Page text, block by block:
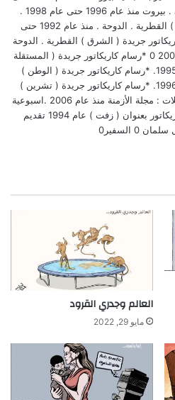
عام1997. *جريدة الكفاح العربي . بيروت منذ عام 1996 حتى عام 1998 .
*رسام كاريكاتور جريدة ( العرب ) القطرية . الدوحة . منذ عام 1992 حتى
1996 . *رسام كاريكاتور جريدة ( الشرق ) القطرية . الدوحة
. منذ عام 2000 حتى شهر11 عام2001 0 *رسام كاريكاتور جريدة ( المستقلة
) " أسبوعية " في لندن منذ عام1995. *رسام كاريكاتور جريدة ( الوطن )
مسقط . سلطنة عمان منذ عام 1996. *رسام كاريكاتور جريدة ( تشرين )
السورية منذ عام 2002. أهم المجلات : مجلة الأزمنة منذ عام 2006 .اسبوعية
في دمشق ** صدر لي كتاب كاريكاتور بعنوان ( زفت ) عام 1994 تقديم
0 السفير0
العالم وجدري القرود
مايو 29, 2022